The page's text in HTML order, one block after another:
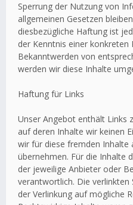
Sperrung der Nutzung von
allgemeinen Gesetzen
diesbezügliche Haftung ist
der Kenntnis einer konkreten
Bekanntwerden von
werden wir diese Inhalte
Haftung für Links
Unser Angebot enthält Links
auf deren Inhalte wir keinen
wir für diese fremden Inhalte
übernehmen. Für die Inhalte
der jeweilige Anbieter oder
verantwortlich. Die
der Verlinkung auf mögliche